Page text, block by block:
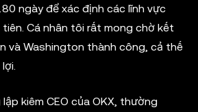
ngày để xác định các lĩnh vực
Cá nhân tôi rất mong chờ kết
và Washington thành công, cả thế
kiêm CEO của OKX, thường